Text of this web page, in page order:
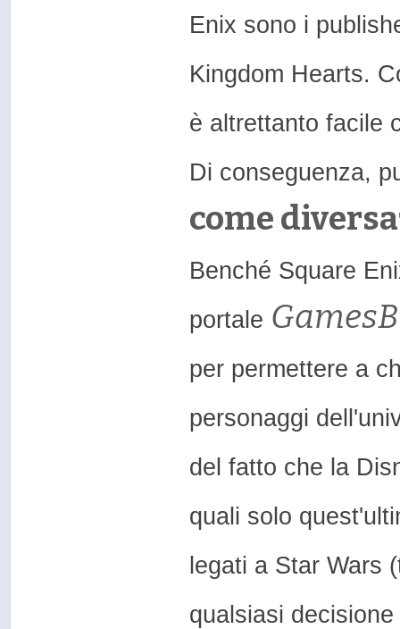
Enix sono i
Kingdom Hearts.
è altrettanto facile
Di conseguenza,
come diversa
Benché Square
portale
per permettere a
personaggi
del fatto che la
quali solo
legati a Star Wars
qualsiasi